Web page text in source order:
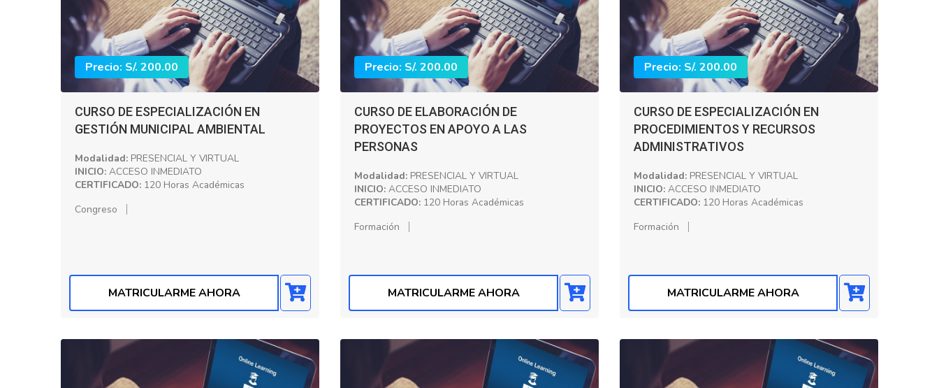
Precio: S/. 200.00
CURSO DE ESPECIALIZACIÓN EN
GESTIÓN MUNICIPAL AMBIENTAL
Modalidad: PRESENCIAL Y VIRTUAL
INICIO: ACCESO INMEDIATO
CERTIFICADO: 120 Horas Académicas
Congreso
MATRICULARME AHORA
Precio: S/. 200.00
CURSO DE ELABORACIÓN DE
PROYECTOS EN APOYO A LAS
PERSONAS
Modalidad: PRESENCIAL Y VIRTUAL
INICIO: ACCESO INMEDIATO
CERTIFICADO: 120 Horas Académicas
Formación
MATRICULARME AHORA
Precio: S/. 200.00
CURSO DE ESPECIALIZACIÓN EN
PROCEDIMIENTOS Y RECURSOS
ADMINISTRATIVOS
Modalidad: PRESENCIAL Y VIRTUAL
INICIO: ACCESO INMEDIATO
CERTIFICADO: 120 Horas Académicas
Formación
MATRICULARME AHORA